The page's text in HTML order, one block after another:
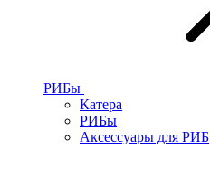
РИБы
Катера
РИБы
Аксессуары для РИБ